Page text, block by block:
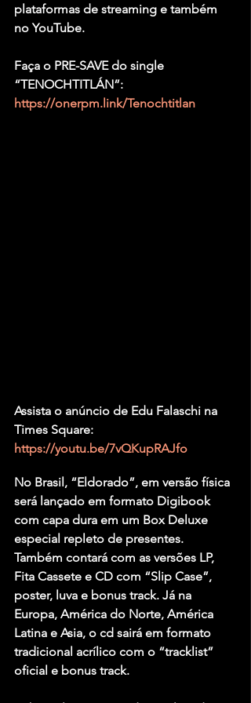
plataformas de streaming e também
no YouTube.
Faça o PRE-SAVE do single
“TENOCHTITLÁN”:
https://onerpm.link/Tenochtitlan
Assista o anúncio de Edu Falaschi na
Times Square:
https://youtu.be/7vQKupRAJfo
No Brasil, “Eldorado”, em versão física
será lançado em formato Digibook
com capa dura em um Box Deluxe
especial repleto de presentes.
Também contará com as versões LP,
Fita Cassete e CD com “Slip Case”,
poster, luva e bonus track. Já na
Europa, América do Norte, América
Latina e Asia, o cd sairá em formato
tradicional acrílico com o “tracklist”
oficial e bonus track.